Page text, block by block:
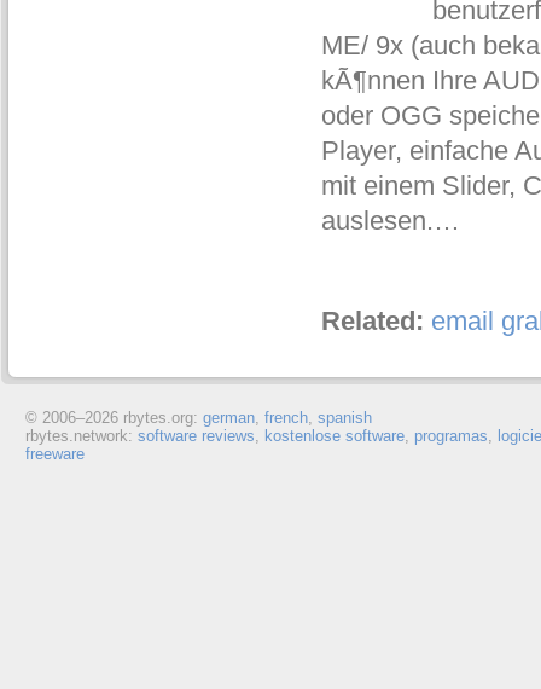
ME/ 9x (auch
kÃ¶nnen Ihre
oder OGG
Player, einfache
mit einem Slider,
auslesen.…
Related: email
© 2006–2026 rbytes.org: german, french, spanish
rbytes.network: software reviews, kostenlose software, programas,
freeware